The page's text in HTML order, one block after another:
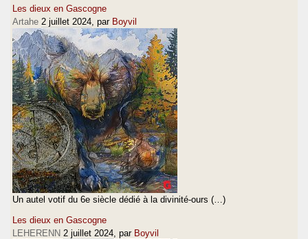
Les dieux en Gascogne
Artahe 2 juillet 2024 , par Boyvil
Un autel votif du 6e siècle dédié à la divinité-ours (…)
Les dieux en Gascogne
LEHERENN 2 juillet 2024 , par Boyvil